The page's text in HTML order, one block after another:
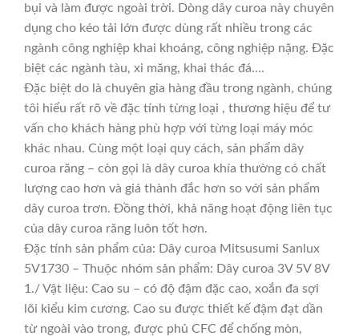
bụi và làm được ngoài trời. Dòng dây curoa này chuyên
dụng cho kéo tải lớn được dùng rất nhiều trong các
ngành công nghiệp khai khoáng, công nghiệp nặng. Đặc
biệt các ngành tàu, xi măng, khai thác đá….
Đặc biệt do là chuyên gia hàng đầu trong ngành, chúng
tôi hiểu rất rõ về đặc tính từng loại , thương hiệu để tư
vấn cho khách hàng phù hợp với từng loại máy móc
khác nhau. Cùng một loại quy cách, sản phẩm dây
curoa răng – còn gọi là dây curoa khía thường có chất
lượng cao hơn và giá thành đắc hơn so với sản phẩm
dây curoa trơn. Đồng thời, khả năng hoạt động liên tục
của dây curoa răng luôn tốt hơn.
Đặc tính sản phẩm của: Dây curoa Mitsusumi Sanlux
5V1730 – Thuộc nhóm sản phẩm: Dây curoa 3V 5V 8V
1./ Vật liệu: Cao su – có độ đậm đặc cao, xoắn đa sợi
lõi kiểu kim cương. Cao su được thiết kế đậm đạt dần
từ ngoài vào trong, được phủ CFC để chống mòn,